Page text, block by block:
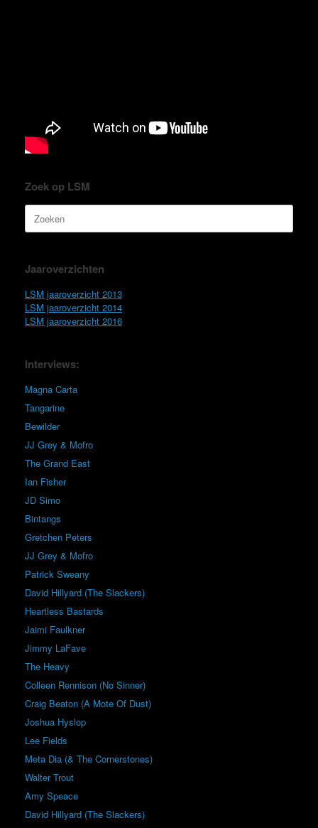
Zoek op LSM
Zoeken
naar:
Jaaroverzichten
LSM jaaroverzicht 2013
LSM jaaroverzicht 2014
LSM jaaroverzicht 2016
Interviews:
Magna Carta
Tangarine
Bewilder
JJ Grey & Mofro
The Grand East
Ian Fisher
JD Simo
Bintangs
Gretchen Peters
JJ Grey & Mofro
Patrick Sweany
David Hillyard (The Slackers)
Heartless Bastards
Jaimi Faulkner
Jimmy LaFave
The Heavy
Colleen Rennison (No Sinner)
Craig Beaton (A Mote Of Dust)
Joshua Hyslop
Lee Fields
Meta Dia (& The Cornerstones)
Walter Trout
Amy Speace
David Hillyard (The Slackers)